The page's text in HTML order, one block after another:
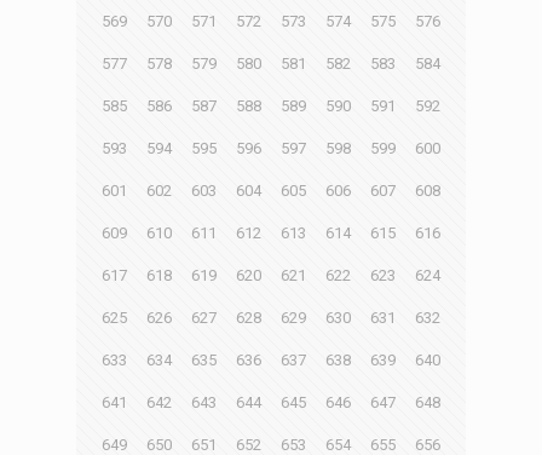
569 570 571 572 573 574 575 576
577 578 579 580 581 582 583 584
585 586 587 588 589 590 591 592
593 594 595 596 597 598 599 600
601 602 603 604 605 606 607 608
609 610 611 612 613 614 615 616
617 618 619 620 621 622 623 624
625 626 627 628 629 630 631 632
633 634 635 636 637 638 639 640
641 642 643 644 645 646 647 648
649 650 651 652 653 654 655 656